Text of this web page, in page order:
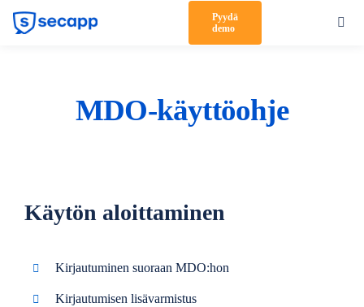
Skip
Pyydä
demo
Kumppanit
Tuki
MDO-käyttöohje
Käytön aloittaminen
Kirjautuminen suoraan MDO:hon
Kirjautumisen lisävarmistus